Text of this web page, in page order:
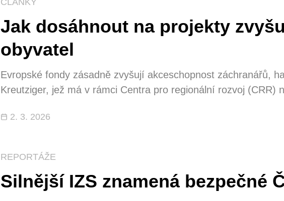
Jak dosáhnout na projekty
obyvatel
Evropské fondy zásadně zvyšují akceschopnost záchranářů,
Kreutziger, jež má v rámci Centra pro regionální rozvoj (CRR)
Hawk pro hašení lesních požárů přes budování privátních 5G
2. 3. 2026
REPORTÁŽE
Silnější IZS znamená bezpečné